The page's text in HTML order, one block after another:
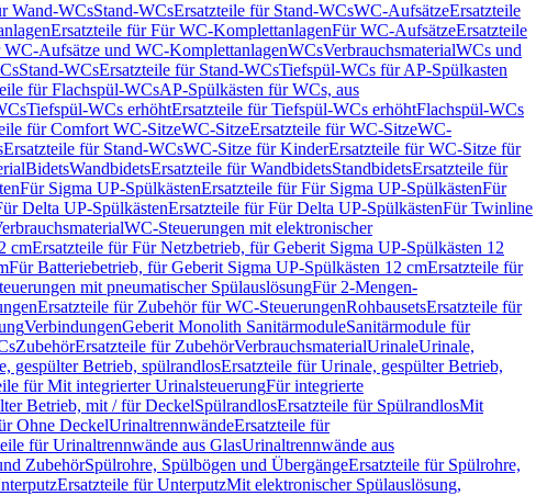
Wand-WCsStand-WCsErsatzteile für Stand-WCsWC-AufsätzeErsatzteile
Ersatzteile für Für WC-KomplettanlagenFür WC-AufsätzeErsatzteile
WC-Aufsätze und WC-KomplettanlagenWCsVerbrauchsmaterialWCs und
Stand-WCsErsatzteile für Stand-WCsTiefspül-WCs für AP-Spülkasten
für Flachspül-WCsAP-Spülkästen für WCs, aus
Tiefspül-WCs erhöhtErsatzteile für Tiefspül-WCs erhöhtFlachspül-WCs
für Comfort WC-SitzeWC-SitzeErsatzteile für WC-SitzeWC-
Ersatzteile für Stand-WCsWC-Sitze für KinderErsatzteile für WC-Sitze für
BidetsWandbidetsErsatzteile für WandbidetsStandbidetsErsatzteile für
Für Sigma UP-SpülkästenErsatzteile für Für Sigma UP-SpülkästenFür
Delta UP-SpülkästenErsatzteile für Für Delta UP-SpülkästenFür Twinline
WC-Steuerungen mit elektronischer
cmErsatzteile für Für Netzbetrieb, für Geberit Sigma UP-Spülkästen 12
Für Batteriebetrieb, für Geberit Sigma UP-Spülkästen 12 cmErsatzteile für
mit pneumatischer SpülauslösungFür 2-Mengen-
Ersatzteile für Zubehör für WC-SteuerungenRohbausetsErsatzteile für
VerbindungenGeberit Monolith SanitärmoduleSanitärmodule für
ZubehörErsatzteile für ZubehörVerbrauchsmaterialUrinaleUrinale,
gespülter Betrieb, spülrandlosErsatzteile für Urinale, gespülter Betrieb,
für Mit integrierter UrinalsteuerungFür integrierte
Betrieb, mit / für DeckelSpülrandlosErsatzteile für SpülrandlosMit
Ohne DeckelUrinaltrennwändeErsatzteile für
für Urinaltrennwände aus GlasUrinaltrennwände aus
ZubehörSpülrohre, Spülbögen und ÜbergängeErsatzteile für Spülrohre,
Ersatzteile für UnterputzMit elektronischer Spülauslösung,